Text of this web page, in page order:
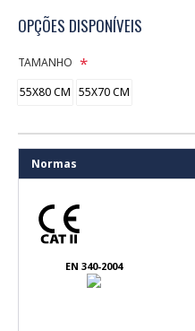
OPÇÕES DISPONÍVEIS
TAMANHO
55X80 CM 55X70 CM
Normas
EN 340-2004